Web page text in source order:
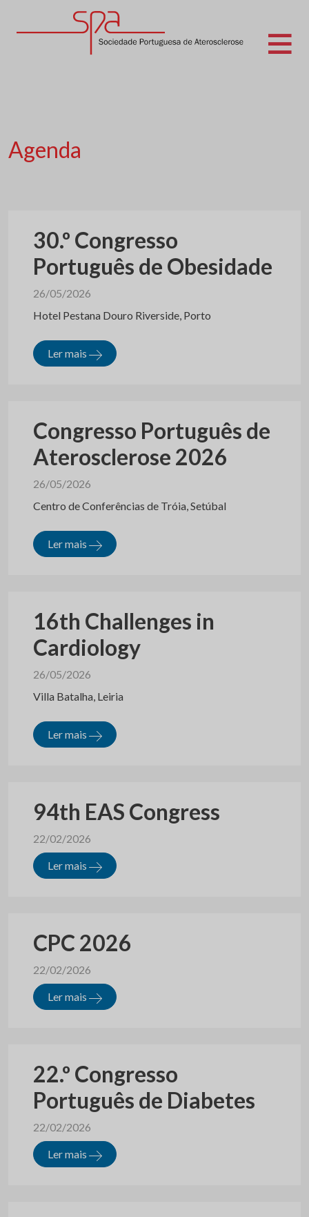
Agenda
30.º Congresso
Português de Obesidade
26/05/2026
Hotel Pestana Douro Riverside, Porto
Ler mais
Congresso Português de
Aterosclerose 2026
26/05/2026
Centro de Conferências de Tróia, Setúbal
Ler mais
16th Challenges in
Cardiology
26/05/2026
Villa Batalha, Leiria
Ler mais
94th EAS Congress
22/02/2026
Ler mais
CPC 2026
22/02/2026
Ler mais
22.º Congresso
Português de Diabetes
22/02/2026
Ler mais